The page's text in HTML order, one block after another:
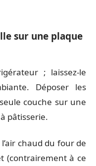
sur une plaque
; laissez-le
Déposer les
couche sur une
pâtisserie.
chaud du four de
(contrairement à ce